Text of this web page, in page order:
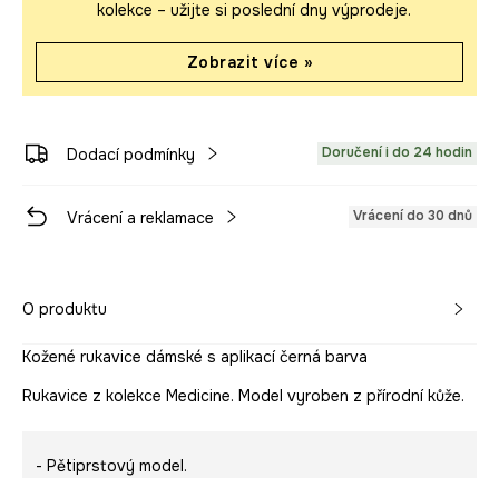
kolekce – užijte si poslední dny výprodeje.
Zobrazit více »
Dodací podmínky Doručení i do 24 hodin
Vrácení a reklamace Vrácení do 30 dnů
O produktu
Kožené rukavice dámské s aplikací černá barva
Rukavice z kolekce Medicine. Model vyroben z přírodní kůže.
- Pětiprstový model.